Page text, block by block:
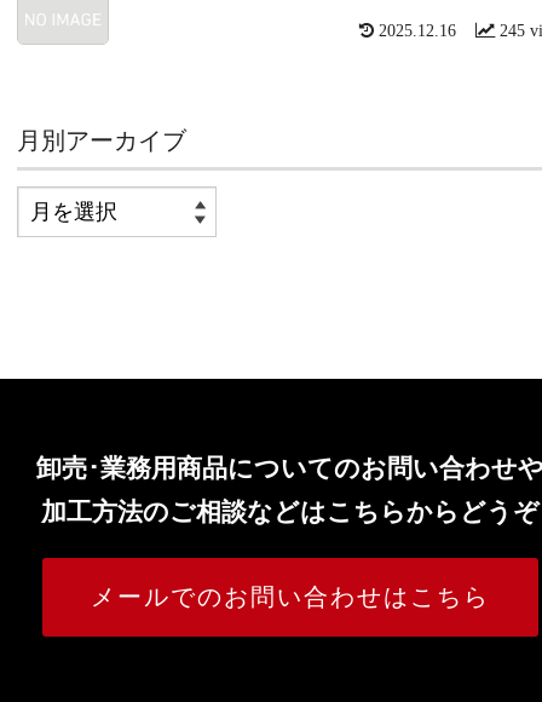
245
2025.12.16
月別アーカイブ
卸売･業務用商品についてのお問い合わせ
加工方法のご相談などはこちらからどうぞ
メールでのお問い合わせはこちら